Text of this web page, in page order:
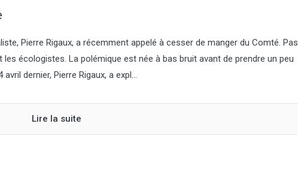
Pierre Rigaux, a récemment appelé à cesser de manger du Comté. Pas
écologistes. La polémique est née à bas bruit avant de prendre un peu
dernier, Pierre Rigaux, a expl...
Lire la suite